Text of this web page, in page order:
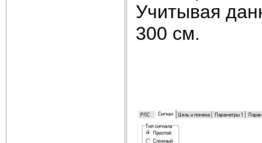
Учитывая
300 см.